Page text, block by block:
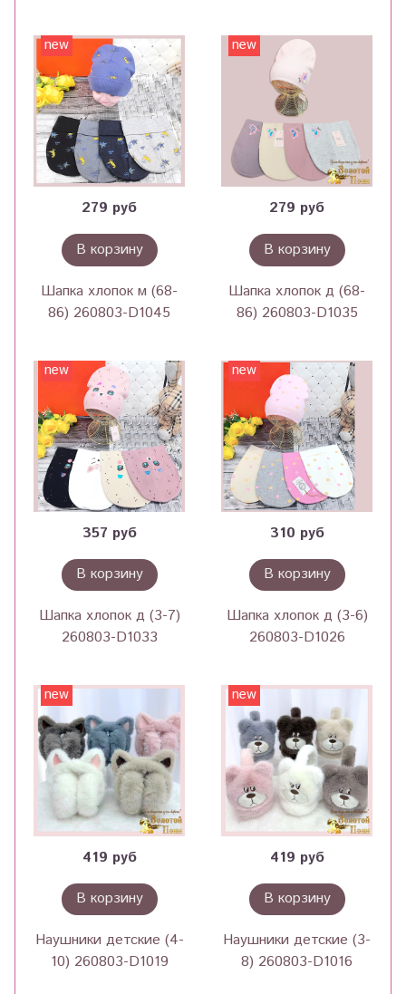
new
279 руб
В корзину
Шапка хлопок м (68-
86) 260803-D1045
new
279 руб
В корзину
Шапка хлопок д (68-
86) 260803-D1035
new
357 руб
В корзину
Шапка хлопок д (3-7)
260803-D1033
new
310 руб
В корзину
Шапка хлопок д (3-6)
260803-D1026
new
419 руб
В корзину
Наушники детские (4-
10) 260803-D1019
new
419 руб
В корзину
Наушники детские (3-
8) 260803-D1016